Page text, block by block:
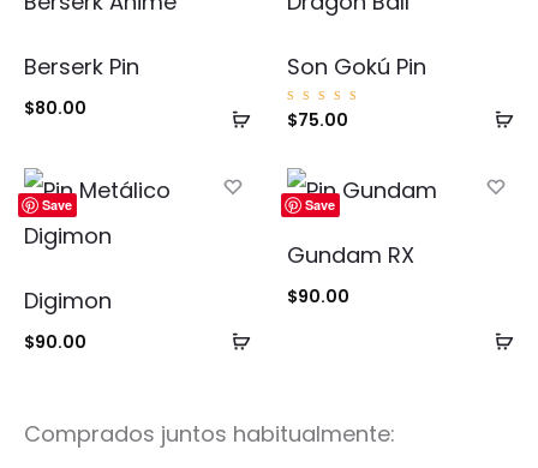
Añadir
carrito
Berserk Pin
$80.00
Son Gokú Pin
Valorad
o con
$75.00
Save
Añadir
Digimon
$90.00
Save
Gundam RX
$90.00
Comprados juntos habitualmente: